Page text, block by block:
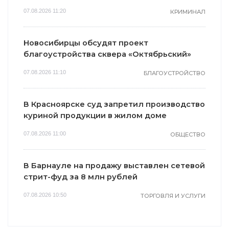
07.08.2026 11:20 КРИМИНАЛ
Новосибирцы обсудят проект
благоустройства сквера «Октябрьский»
07.08.2026 11:10 БЛАГОУСТРОЙСТВО
В Красноярске суд запретил производство
куриной продукции в жилом доме
07.08.2026 11:00 ОБЩЕСТВО
В Барнауле на продажу выставлен сетевой
стрит-фуд за 8 млн рублей
07.08.2026 10:50 ТОРГОВЛЯ И УСЛУГИ